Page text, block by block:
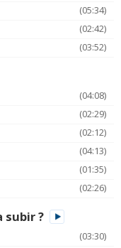
(05:34)
(02:42)
(03:52)
(04:08)
(02:29)
(02:12)
(04:13)
(01:35)
(02:26)
subir ?
(03:30)